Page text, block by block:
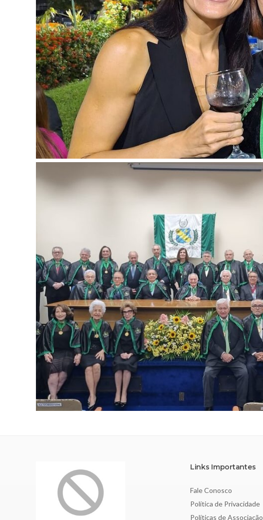
Links Importantes
Fale Conosco
Política de Privacidade
Políticas de Associação